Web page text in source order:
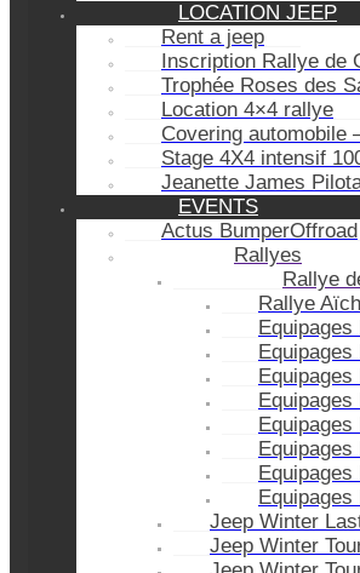
LOCATION JEEP
Rent a jeep
Inscription Rallye de
Trophée Roses des
Location 4×4 rallye
Covering automobile
Stage 4X4 intensif
Jeanette James
EVENTS
Actus BumperOffroad
Rallyes
Rallye
Rallye
Jeep Winter
Jeep Winter